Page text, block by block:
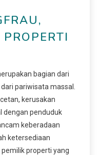
bagian dari
pariwisata massal.
kerusakan
dengan penduduk
keberadaan
ketersediaan
properti yang